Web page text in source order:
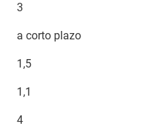
3
a corto plazo
1,5
1,1
4